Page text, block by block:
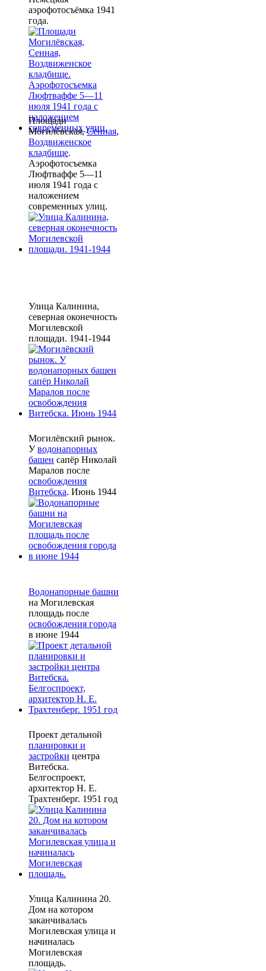
аэрофотосъёмка 1941
года.
Площади
Могилёвская,Сенная,
Воздвиженское
кладбище.
Аэрофотосъемка
Люфтваффе 5—11
июля 1941 года с
наложением
современных улиц.
Улица Калинина,
северная оконечность
Могилевской
площади. 1941-1944
Могилёвский рынок.
Уводонапорных
башен сапёр Николай
Маралов после
освобождения
Витебска. Июнь 1944
Водонапорные башни
на Могилевская
площадь после
освобождения города
в июне 1944
Проект детальной
планировки и
застройки центра
Витебска.
Белгоспроект,
архитектор Н. Е.
Трахтенберг. 1951 год
Улица Калинина 20.
Дом на котором
заканчивалась
Могилевская улица и
начиналась
Могилевская
площадь.